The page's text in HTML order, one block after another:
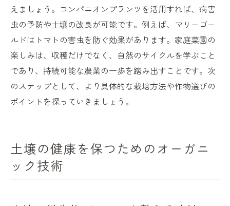
えましょう。コンパニオンプランツを活用すれば、病害
虫の予防や土壌の改良が可能です。例えば、マリーゴー
ルドはトマトの害虫を防ぐ効果があります。家庭菜園の
楽しみは、収穫だけでなく、自然のサイクルを学ぶこと
であり、持続可能な農業の一歩を踏み出すことです。次
のステップとして、より具体的な栽培方法や作物選びの
ポイントを探っていきましょう。
土壌の健康を保つためのオーガニ
ック技術